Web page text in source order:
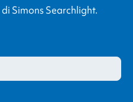
Simons Searchlight.